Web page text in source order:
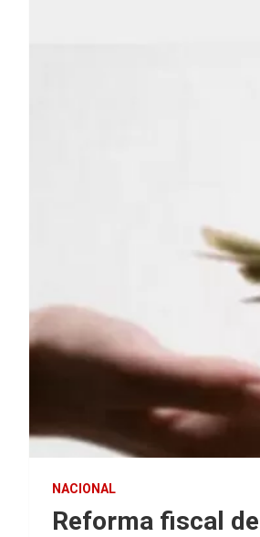
NACIONAL
Reforma fiscal